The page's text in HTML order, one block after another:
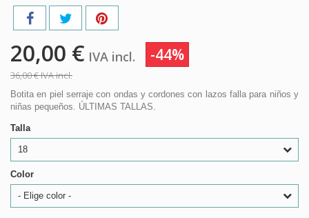
20,00 € IVA incl. -44%
36,00 €IVA incl.
Botita en piel serraje con ondas y cordones con lazos falla para niños y
niñas pequeños. ÚLTIMAS TALLAS.
Talla
18
Color
- Elige color -